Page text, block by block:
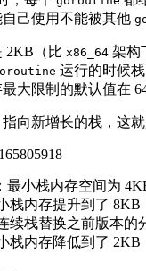
己使用不能被其他
2KB（比 x86_64 架构
运行的时候
大限制的默认值在
向新增长的栈，这就
最小栈内存空间为
栈内存提升到了 8KB
续栈替换之前版本的
栈内存降低到了 2KB